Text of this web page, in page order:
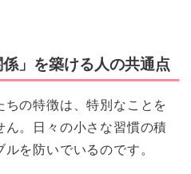
」を築ける人の共通点
の特徴は、特別なことを
ん。日々の小さな習慣の積
を防いでいるのです。